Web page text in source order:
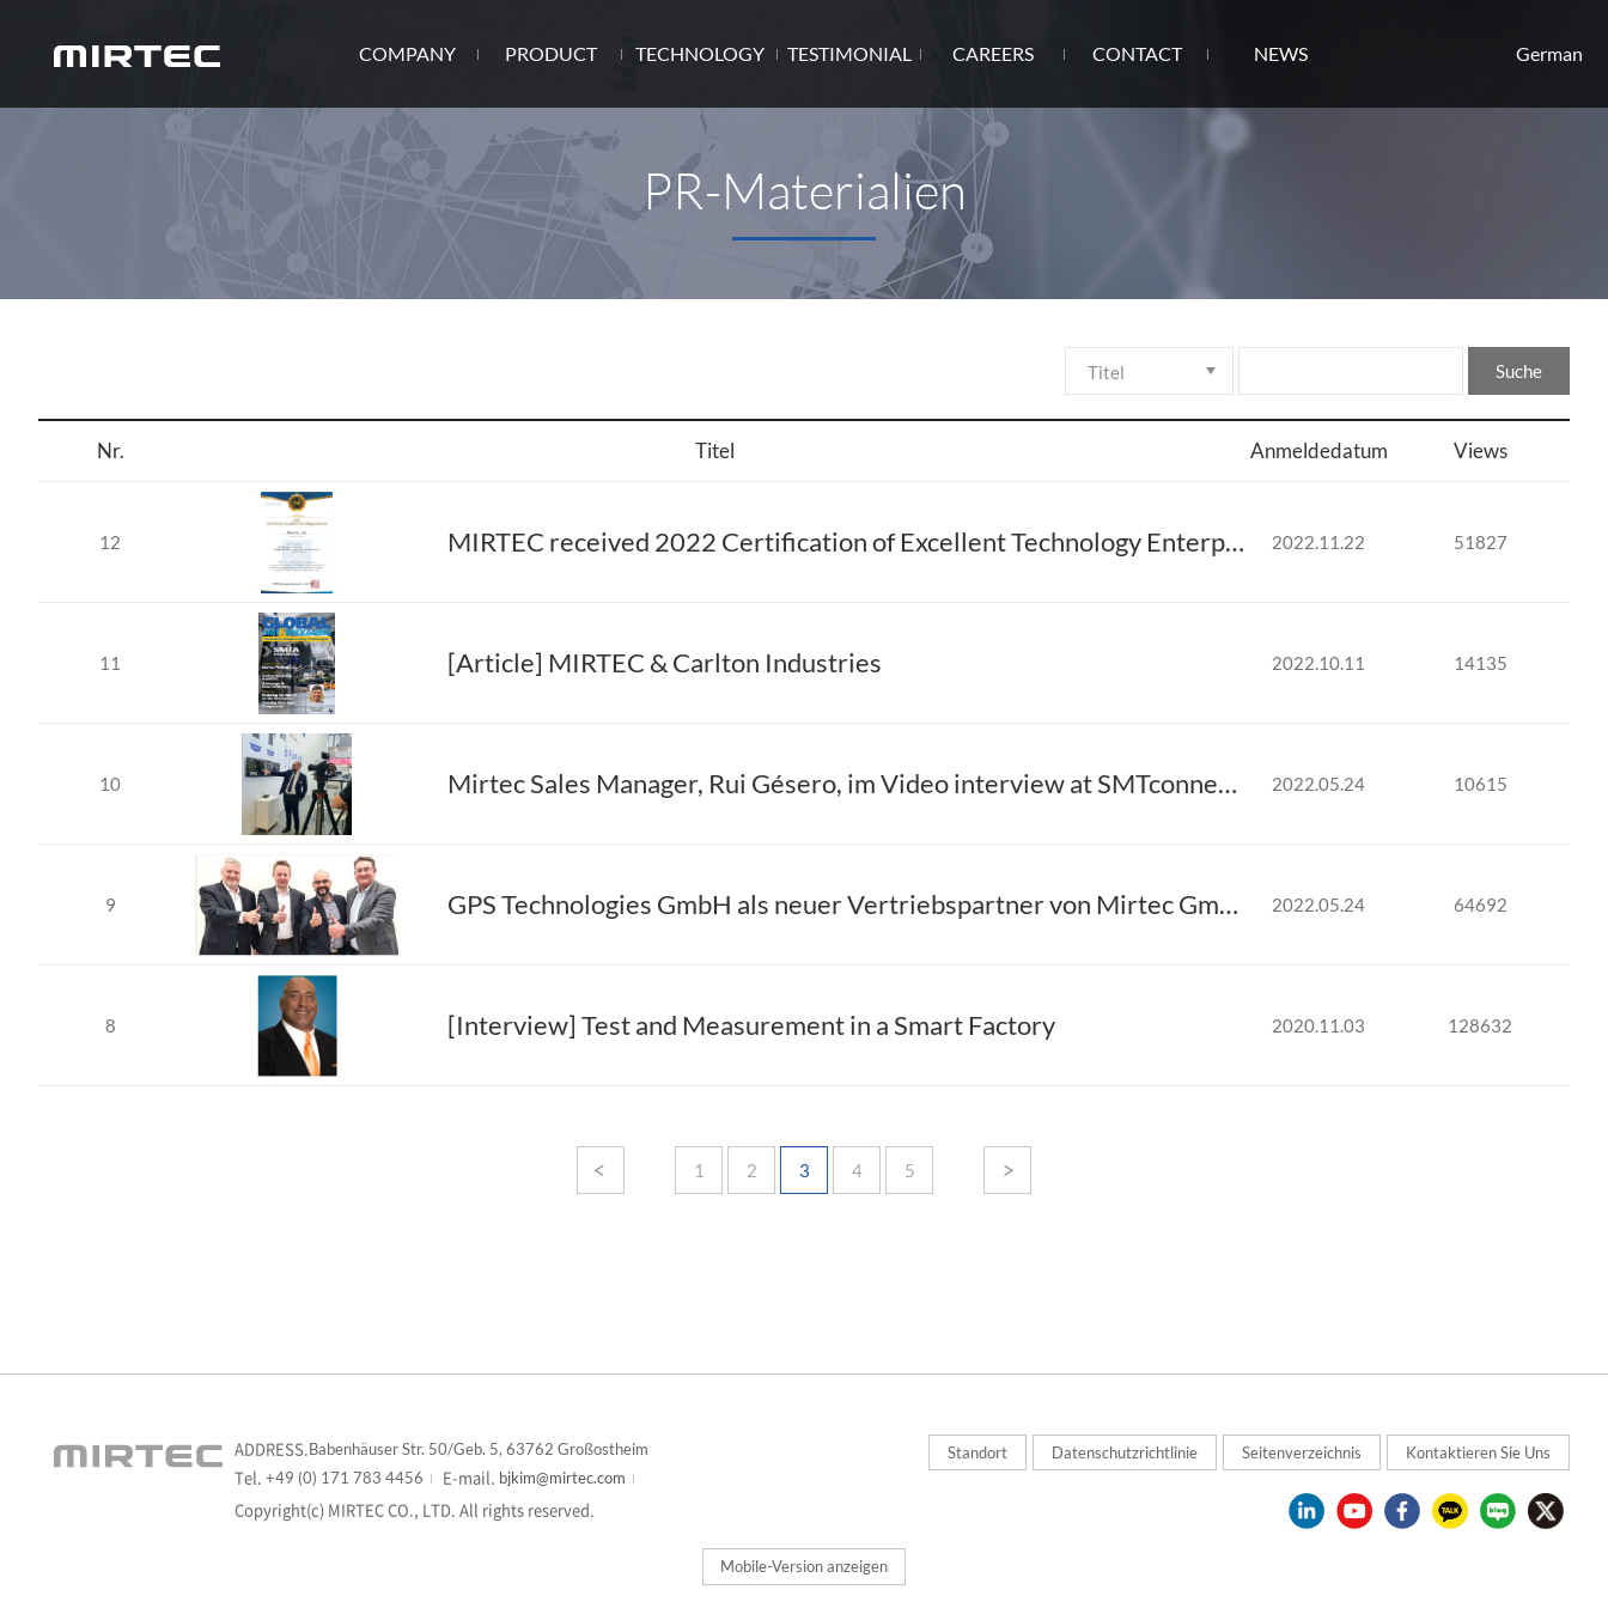
German
COMPANY PRODUCT TECHNOLOGY TESTIMONIAL CAREERS CONTACT NEWS
PR-Materialien
Suche
Nr. Titel Anmeldedatum Views
12 MIRTEC received 2022 Certification of Excellent Technology Enterprise 2022.11.22 51827
11 [Article] MIRTEC & Carlton Industries 2022.10.11 14135
10 Mirtec Sales Manager, Rui Gésero, im Video interview at SMTconnect 2022 2022.05.24 10615
9 GPS Technologies GmbH als neuer Vertriebspartner von Mirtec GmbH. 2022.05.24 64692
8 [Interview] Test and Measurement in a Smart Factory 2020.11.03 128632
1 2 3 4 5
ADDRESS.Babenhäuser Str. 50/Geb. 5, 63762 Großostheim
Tel. +49 (0) 171 783 4456 E-mail. bjkim@mirtec.com
Copyright(c) MIRTEC CO., LTD. All rights reserved.
Standort Datenschutzrichtlinie Seitenverzeichnis Kontaktieren Sie Uns
Mobile-Version anzeigen